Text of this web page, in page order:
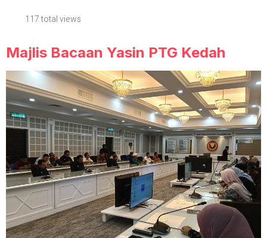
117 total views
Majlis Bacaan Yasin PTG Kedah